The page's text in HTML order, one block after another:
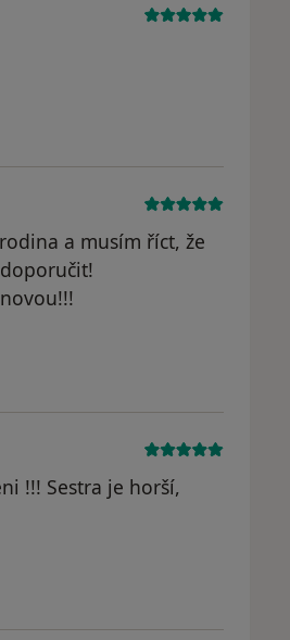
a musím říct, že
!!! Sestra je horší,